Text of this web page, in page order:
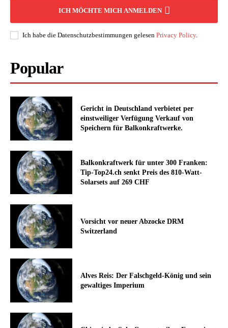
ICH MÖCHTE MICH ANMELDEN
Ich habe die Datenschutzbestimmungen gelesen Privacy Policy.
Popular
Gericht in Deutschland verbietet per
einstweiliger Verfügung Verkauf von
Speichern für Balkonkraftwerke.
Balkonkraftwerk für unter 300 Franken:
Tip-Top24.ch senkt Preis des 810-Watt-
Solarsets auf 269 CHF
Vorsicht vor neuer Abzocke DRM
Switzerland
Alves Reis: Der Falschgeld-König und sein
gewaltiges Imperium